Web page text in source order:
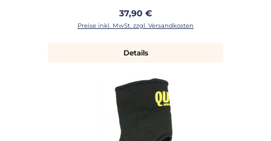
Regulärer Preis:
37,90 €
Preise inkl. MwSt. zzgl. Versandkosten
Details